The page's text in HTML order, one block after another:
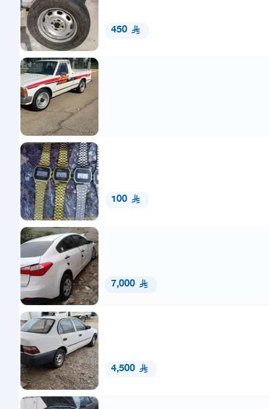
450
100
7,000
4,500